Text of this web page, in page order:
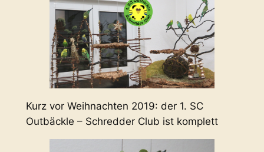
Kurz vor Weihnachten 2019: der 1. SC
Outbäckle – Schredder Club ist komplett